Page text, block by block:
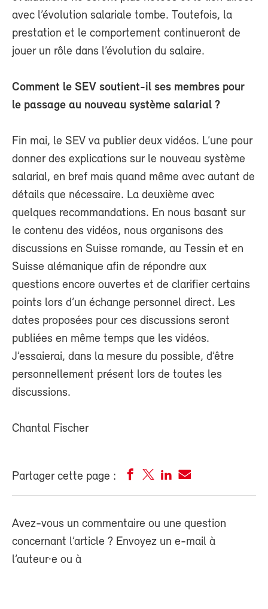
avec l’évolution salariale tombe. Toutefois, la
prestation et le comportement continueront de
jouer un rôle dans l’évolution du salaire.
Comment le SEV soutient-il ses membres pour
le passage au nouveau système salarial ?
Fin mai, le SEV va publier deux vidéos. L’une pour
donner des explications sur le nouveau système
salarial, en bref mais quand même avec autant de
détails que nécessaire. La deuxième avec
quelques recommandations. En nous basant sur
le contenu des vidéos, nous organisons des
discussions en Suisse romande, au Tessin et en
Suisse alémanique afin de répondre aux
questions encore ouvertes et de clarifier certains
points lors d’un échange personnel direct. Les
dates proposées pour ces discussions seront
publiées en même temps que les vidéos.
J’essaierai, dans la mesure du possible, d’être
personnellement présent lors de toutes les
discussions.
Chantal Fischer
Partager cette page :
Avez-vous un commentaire ou une question
concernant l’article ? Envoyez un e-mail à
l’auteur·e ou à